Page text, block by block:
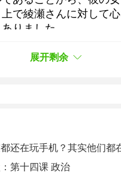
で綾瀬さんに対して
りました。
闻。此前绫濑几乎没有确
对绫濑发出无情批判”。
なのか、10月に登壇し
』では胸元がパックリ
着ていたのですが、綾
展开剩余
还在玩手机？其实他们都
第十四课 政治